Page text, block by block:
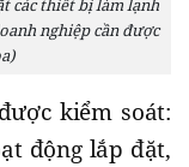
các thiết bị làm lạnh
nghiệp cần được
kiểm soát:
động lắp đặt,